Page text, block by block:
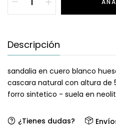
Descripción
sandalia en cuero blanco
cascara natural con altura
forro sintetico - suela en
¿Tienes dudas?